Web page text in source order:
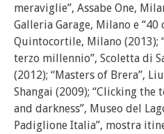
meraviglie”, Assabe One,
Galleria Garage, Milano e “40
Quintocortile, Milano (2013);
terzo millennio”, Scoletta di
(2012); “Masters of Brera”,
Shangai (2009); “Clicking
and darkness”, Museo del
Padiglione Italia”, mostra